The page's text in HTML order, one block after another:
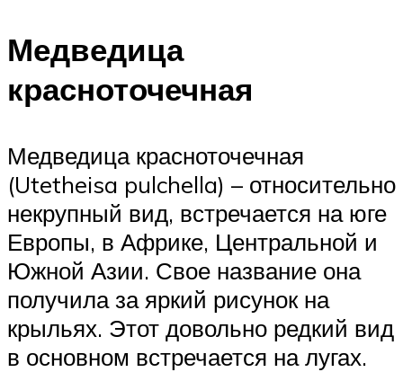
Медведица
красноточечная
Медведица красноточечная
(Utetheisa pulchella) – относительно
некрупный вид, встречается на юге
Европы, в Африке, Центральной и
Южной Азии. Свое название она
получила за яркий рисунок на
крыльях. Этот довольно редкий вид
в основном встречается на лугах.